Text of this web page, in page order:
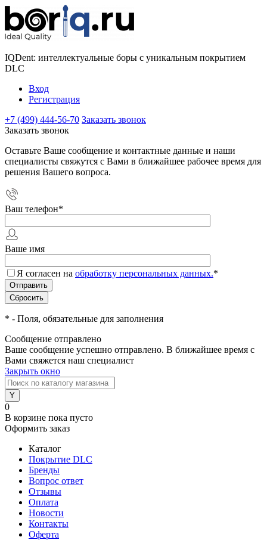
IQDent: интеллектуальные боры с уникальным покрытием
DLC
Вход
Регистрация
+7 (499) 444-56-70 Заказать звонок
Заказать звонок
Оставьте Ваше сообщение и контактные данные и наши
специалисты свяжутся с Вами в ближайшее рабочее время для
решения Вашего вопроса.
Ваш телефон*
Ваше имя
Я согласен на обработку персональных данных.*
* - Поля, обязательные для заполнения
Сообщение отправлено
Ваше сообщение успешно отправлено. В ближайшее время с
Вами свяжется наш специалист
Закрыть окно
0
В корзине пока пусто
Оформить заказ
Каталог
Покрытие DLC
Бренды
Вопрос ответ
Отзывы
Оплата
Новости
Контакты
Оферта